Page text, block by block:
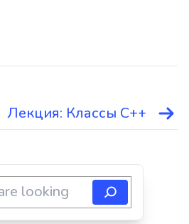
Лекция: Классы С++